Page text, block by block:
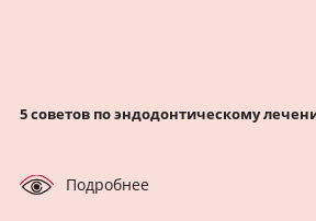
5 советов по эндодонтическому
Подробнее